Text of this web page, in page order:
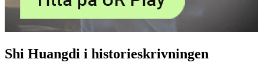
Shi Huangdi i historieskrivningen